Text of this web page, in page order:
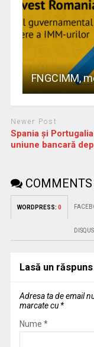
FNGCIMM,
Newer Post
Spania şi
uniune bancară
COMMENTS
WORDPRESS: 0
Lasă un răspuns
Adresa ta de email
marcate cu *
Nume *